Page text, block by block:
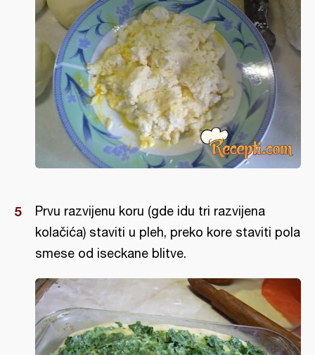
Prvu razvijenu koru (gde idu tri razvijena
kolačića) staviti u pleh, preko kore staviti pola
smese od iseckane blitve.